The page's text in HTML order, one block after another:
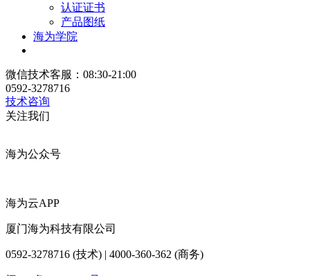
认证证书
产品图纸
海为学院
微信技术客服：08:30-21:00
0592-3278716
技术咨询
关注我们
海为公众号
海为云APP
厦门海为科技有限公司
0592-3278716 (技术) | 4000-360-362 (商务)